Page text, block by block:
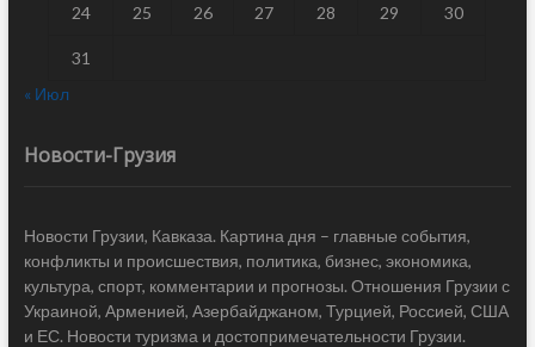
24 25 26 27 28 29 30
31
« Июл
Новости-Грузия
Новости Грузии, Кавказа. Картина дня – главные события,
конфликты и происшествия, политика, бизнес, экономика,
культура, спорт, комментарии и прогнозы. Отношения Грузии с
Украиной, Арменией, Азербайджаном, Турцией, Россией, США
и ЕС. Новости туризма и достопримечательности Грузии.